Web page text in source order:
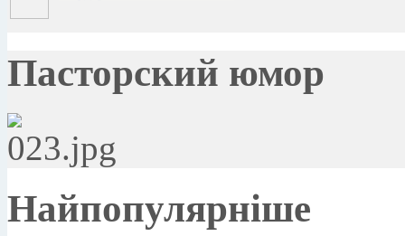
Пасторский юмор
Найпопулярніше